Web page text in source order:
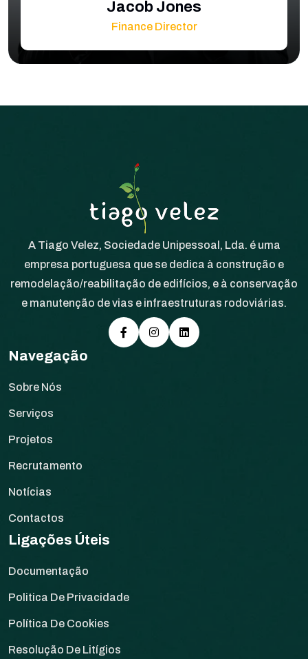
Jacob Jones
Finance Director
A Tiago Velez, Sociedade Unipessoal, Lda. é uma
empresa portuguesa que se dedica à construção e
remodelação/reabilitação de edifícios, e à conservação
e manutenção de vias e infraestruturas rodoviárias.
Navegação
Sobre Nós
Serviços
Projetos
Recrutamento
Notícias
Contactos
Ligações Úteis
Documentação
Politica De Privacidade
Política De Cookies
Resolução De Litígios